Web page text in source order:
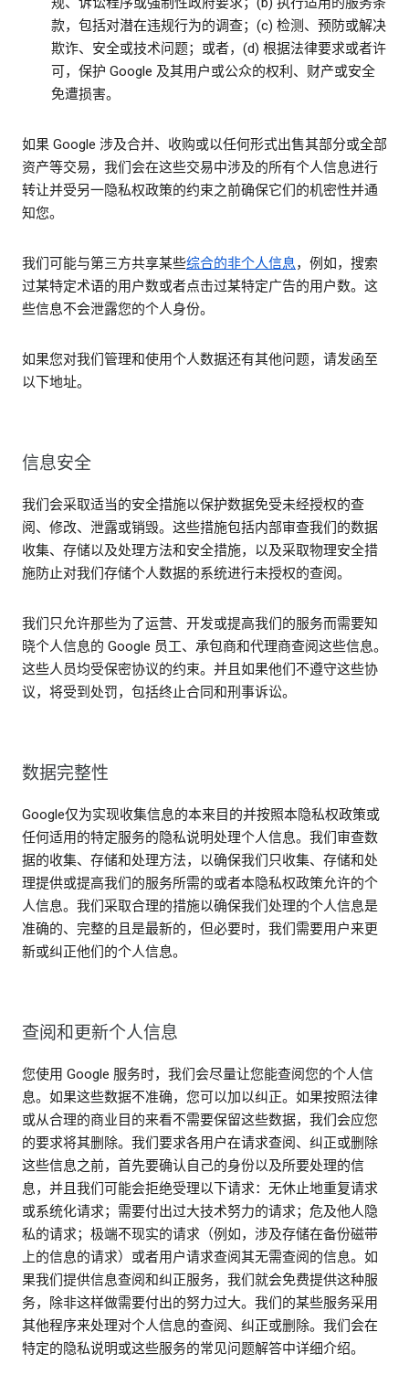
款，包括对潜在违规行为的调查；(c) 检测、预防或解决
欺诈、安全或技术问题；或者，(d) 根据法律要求或者许
可，保护 Google 及其用户或公众的权利、财产或安全
免遭损害。
如果 Google 涉及合并、收购或以任何形式出售其部分或全部
资产等交易，我们会在这些交易中涉及的所有个人信息进行
转让并受另一隐私权政策的约束之前确保它们的机密性并通
知您。
我们可能与第三方共享某些综合的非个人信息，例如，搜索
过某特定术语的用户数或者点击过某特定广告的用户数。这
些信息不会泄露您的个人身份。
如果您对我们管理和使用个人数据还有其他问题，请发函至
以下地址。
信息安全
我们会采取适当的安全措施以保护数据免受未经授权的查
阅、修改、泄露或销毁。这些措施包括内部审查我们的数据
收集、存储以及处理方法和安全措施，以及采取物理安全措
施防止对我们存储个人数据的系统进行未授权的查阅。
我们只允许那些为了运营、开发或提高我们的服务而需要知
晓个人信息的 Google 员工、承包商和代理商查阅这些信息。
这些人员均受保密协议的约束。并且如果他们不遵守这些协
议，将受到处罚，包括终止合同和刑事诉讼。
数据完整性
Google仅为实现收集信息的本来目的并按照本隐私权政策或
任何适用的特定服务的隐私说明处理个人信息。我们审查数
据的收集、存储和处理方法，以确保我们只收集、存储和处
理提供或提高我们的服务所需的或者本隐私权政策允许的个
人信息。我们采取合理的措施以确保我们处理的个人信息是
准确的、完整的且是最新的，但必要时，我们需要用户来更
新或纠正他们的个人信息。
查阅和更新个人信息
您使用 Google 服务时，我们会尽量让您能查阅您的个人信
息。如果这些数据不准确，您可以加以纠正。如果按照法律
或从合理的商业目的来看不需要保留这些数据，我们会应您
的要求将其删除。我们要求各用户在请求查阅、纠正或删除
这些信息之前，首先要确认自己的身份以及所要处理的信
息，并且我们可能会拒绝受理以下请求：无休止地重复请求
或系统化请求；需要付出过大技术努力的请求；危及他人隐
私的请求；极端不现实的请求（例如，涉及存储在备份磁带
上的信息的请求）或者用户请求查阅其无需查阅的信息。如
果我们提供信息查阅和纠正服务，我们就会免费提供这种服
务，除非这样做需要付出的努力过大。我们的某些服务采用
其他程序来处理对个人信息的查阅、纠正或删除。我们会在
特定的隐私说明或这些服务的常见问题解答中详细介绍。